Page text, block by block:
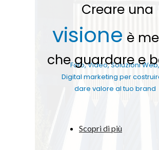
Creare una
visione è
che guardare e
Foto, Video, Soluzioni Web,
Digital marketing per
dare valore al tuo brand
Scopri di più